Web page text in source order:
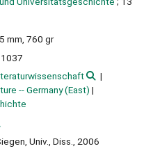
mm, 760 gr
-- Germany (East)
Univ., Diss., 2006